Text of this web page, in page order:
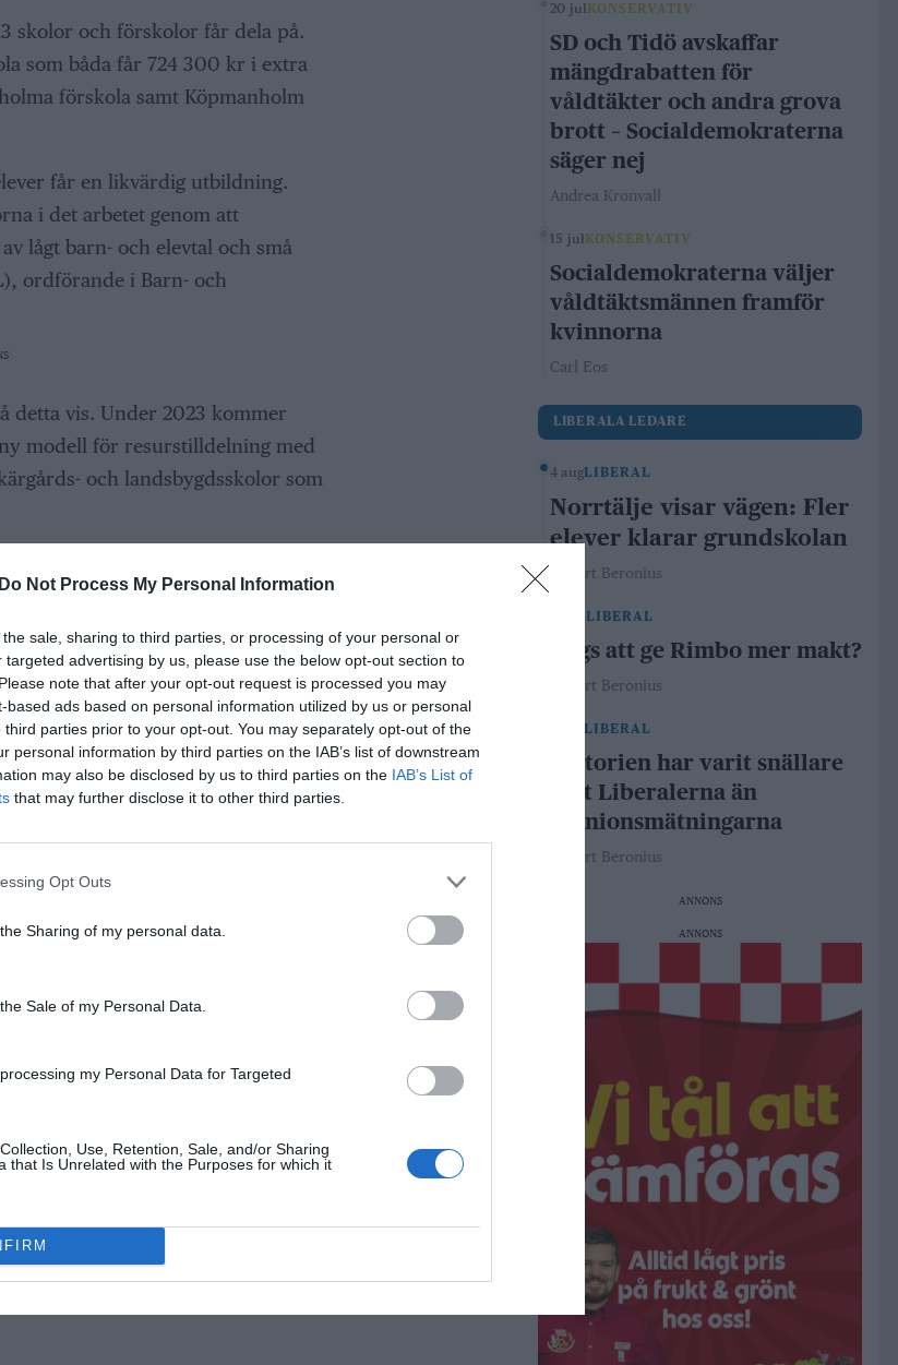
Do Not Process My Personal Information
sale, sharing to third parties, or processing of your personal or
advertising by us, please use the below opt-out section to
note that after your opt-out request is processed you may
based ads based on personal information utilized by us or personal
third parties prior to your opt-out. You may separately opt-out of the
personal information by third parties on the IAB’s list of downstream
may also be disclosed by us to third parties on the IAB’s List of
that may further disclose it to other third parties.
Opt Outs
Sharing of my personal data.
Sale of my Personal Data.
my Personal Data for Targeted
Use, Retention, Sale, and/or Sharing
that Is Unrelated with the Purposes for which it
skolor och förskolor får dela på.
som båda får 724 300 kr i extra
förskola samt Köpmanholm
får en likvärdig utbildning.
i det arbetet genom att
lågt barn- och elevtal och små
ordförande i Barn- och
detta vis. Under 2023 kommer
modell för resurstilldelning med
och landsbygdsskolor som
med ett lokaliseringstillägg.
fristående skolor i
på landsbygden. I gengäld
förskolor eller skolor på
Därigenom skapa vi mer
fristående skolor samt mellan
Beronius.
20 jul KONSERVATIV
SD och Tidö avskaffar
mängdrabatten för
våldtäkter och andra grova
brott – Socialdemokraterna
säger nej
Andrea Kronvall
15 jul KONSERVATIV
Socialdemokraterna väljer
våldtäktsmännen framför
kvinnorna
Carl Eos
LIBERALA LEDARE
4 augLIBERAL
Norrtälje visar vägen: Fler
elever klarar grundskolan
Robert Beronius
29 julLIBERAL
Dags att ge Rimbo mer makt?
Robert Beronius
LIBERAL
Historien har varit snällare
mot Liberalerna än
opinionsmätningarna
Robert Beronius
ANNONS
ANNONS